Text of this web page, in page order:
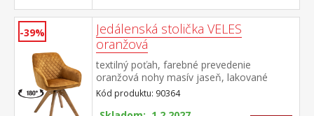
-39%
Jedálenská stolička VELES
oranžová
textilný poťah, farebné prevedenie
oranžová nohy masív jaseň, lakované
prevedenie otočná o 180 stupňov výška
sedu 47 cm odporúčaná nosnosť do 120 kg
Kód produktu: 90364